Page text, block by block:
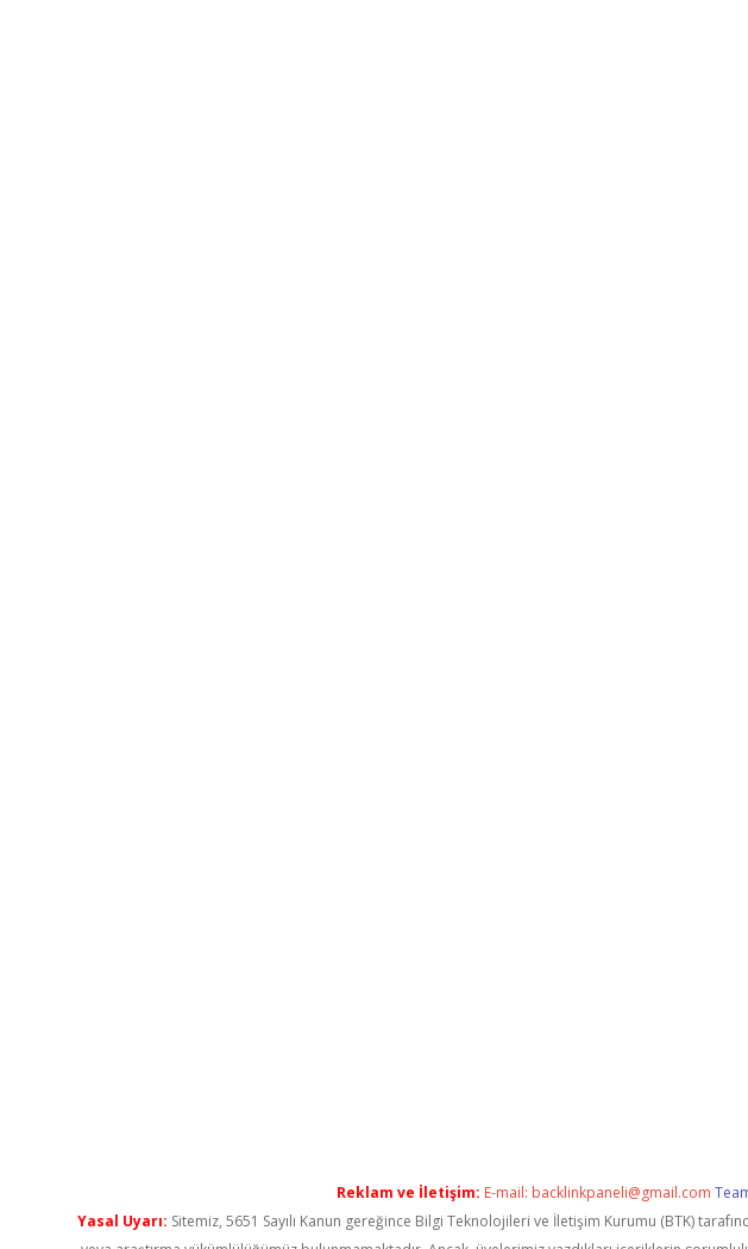
Reklam ve İletişim: E-mail: backlinkpaneli@gmail.com
Yasal Uyarı: Sitemiz, 5651 Sayılı Kanun gereğince Bilgi Teknolojileri ve İletişim Kurumu (BTK)